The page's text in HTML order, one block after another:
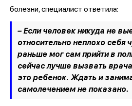
болезни, специалист ответила:
– Если человек никуда не
относительно неплохо себя
раньше мог сам прийти в
сейчас лучше вызвать
это ребенок. Ждать и
самолечением не показано.